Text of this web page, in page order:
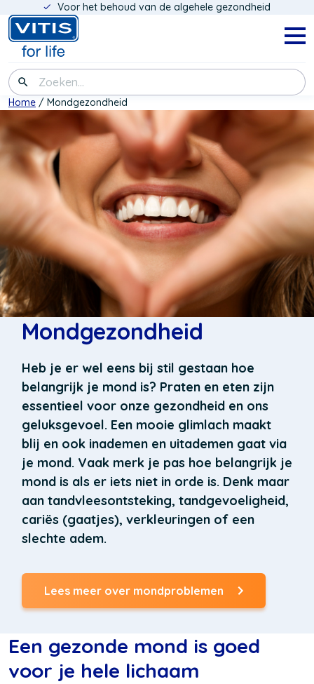
Overslaan
naar
inhoud
gaan
Zoeken
Voor het behoud van de algehele gezondheid
Kruimelpad
Home Mondgezondheid
Mondgezondheid
Heb je er wel eens bij stil gestaan hoe
belangrijk je mond is? Praten en eten zijn
essentieel voor onze gezondheid en ons
geluksgevoel. Een mooie glimlach maakt
blij en ook inademen en uitademen gaat via
je mond. Vaak merk je pas hoe belangrijk je
mond is als er iets niet in orde is. Denk maar
aan tandvleesontsteking, tandgevoeligheid,
cariës (gaatjes), verkleuringen of een
slechte adem.
Lees meer over mondproblemen
Een gezonde mond is goed
voor je hele lichaam